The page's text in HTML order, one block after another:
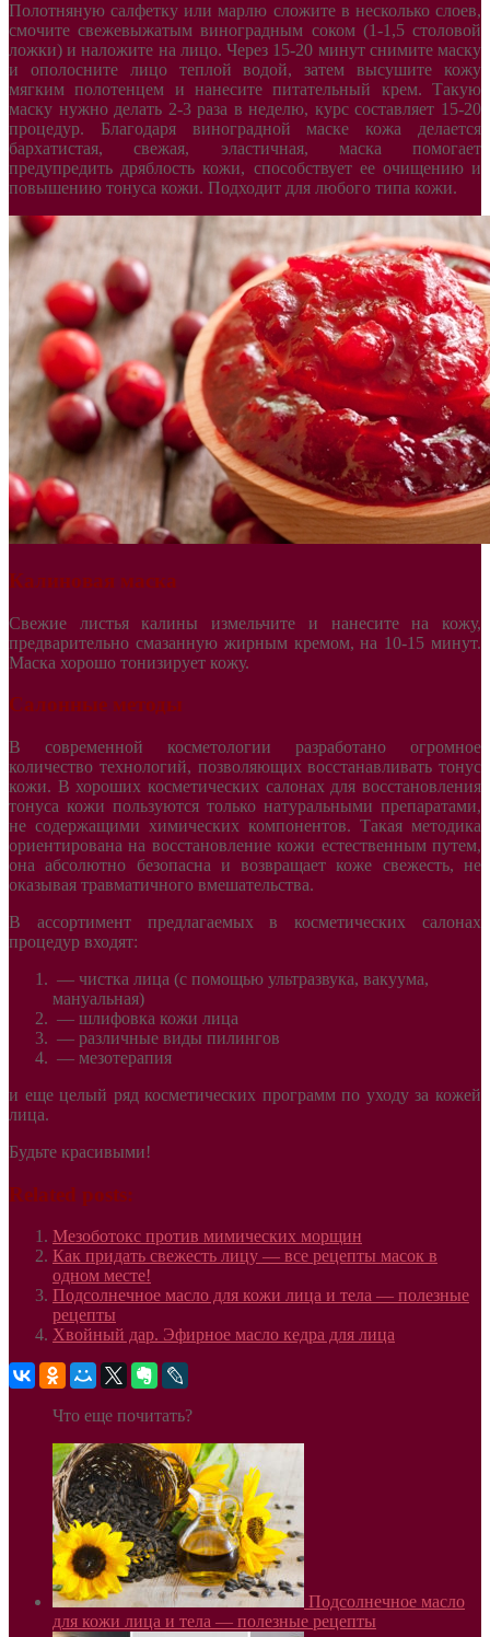
Полотняную салфетку или марлю сложите в несколько слоев,
смочите свежевыжатым виноградным соком (1-1,5 столовой
ложки) и наложите на лицо. Через 15-20 минут снимите маску
и ополосните лицо теплой водой, затем высушите кожу
мягким полотенцем и нанесите питательный крем. Такую
маску нужно делать 2-3 раза в неделю, курс составляет 15-20
процедур. Благодаря виноградной маске кожа делается
бархатистая, свежая, эластичная, маска помогает
предупредить дряблость кожи, способствует ее очищению и
повышению тонуса кожи. Подходит для любого типа кожи.
Калиновая маска
Свежие листья калины измельчите и нанесите на кожу,
предварительно смазанную жирным кремом, на 10-15 минут.
Маска хорошо тонизирует кожу.
Салонные методы
В современной косметологии разработано огромное
количество технологий, позволяющих восстанавливать тонус
кожи. В хороших косметических салонах для восстановления
тонуса кожи пользуются только натуральными препаратами,
не содержащими химических компонентов. Такая методика
ориентирована на восстановление кожи естественным путем,
она абсолютно безопасна и возвращает коже свежесть, не
оказывая травматичного вмешательства.
В ассортимент предлагаемых в косметических салонах
процедур входят:
— чистка лица (с помощью ультразвука, вакуума,
мануальная)
— шлифовка кожи лица
— различные виды пилингов
— мезотерапия
и еще целый ряд косметических программ по уходу за кожей
лица.
Будьте красивыми!
Related posts:
Мезоботокс против мимических морщин
Как придать свежесть лицу — все рецепты масок в
одном месте!
Подсолнечное масло для кожи лица и тела — полезные
рецепты
Хвойный дар. Эфирное масло кедра для лица
Что еще почитать?
Подсолнечное масло
для кожи лица и тела — полезные рецепты